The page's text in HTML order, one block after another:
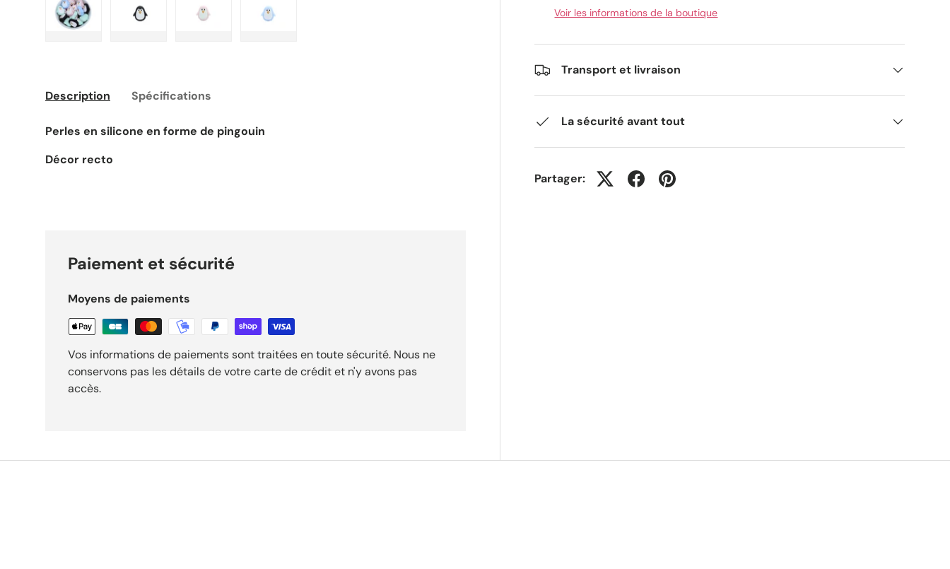
Voir les informations de la boutique
Transport et livraison
La sécurité avant tout
Partager:
Description Spécifications
Perles en silicone en forme de pingouin
Décor recto
Paiement et sécurité
Moyens de paiements
Vos informations de paiements sont traitées en toute sécurité. Nous ne
conservons pas les détails de votre carte de crédit et n'y avons pas
accès.